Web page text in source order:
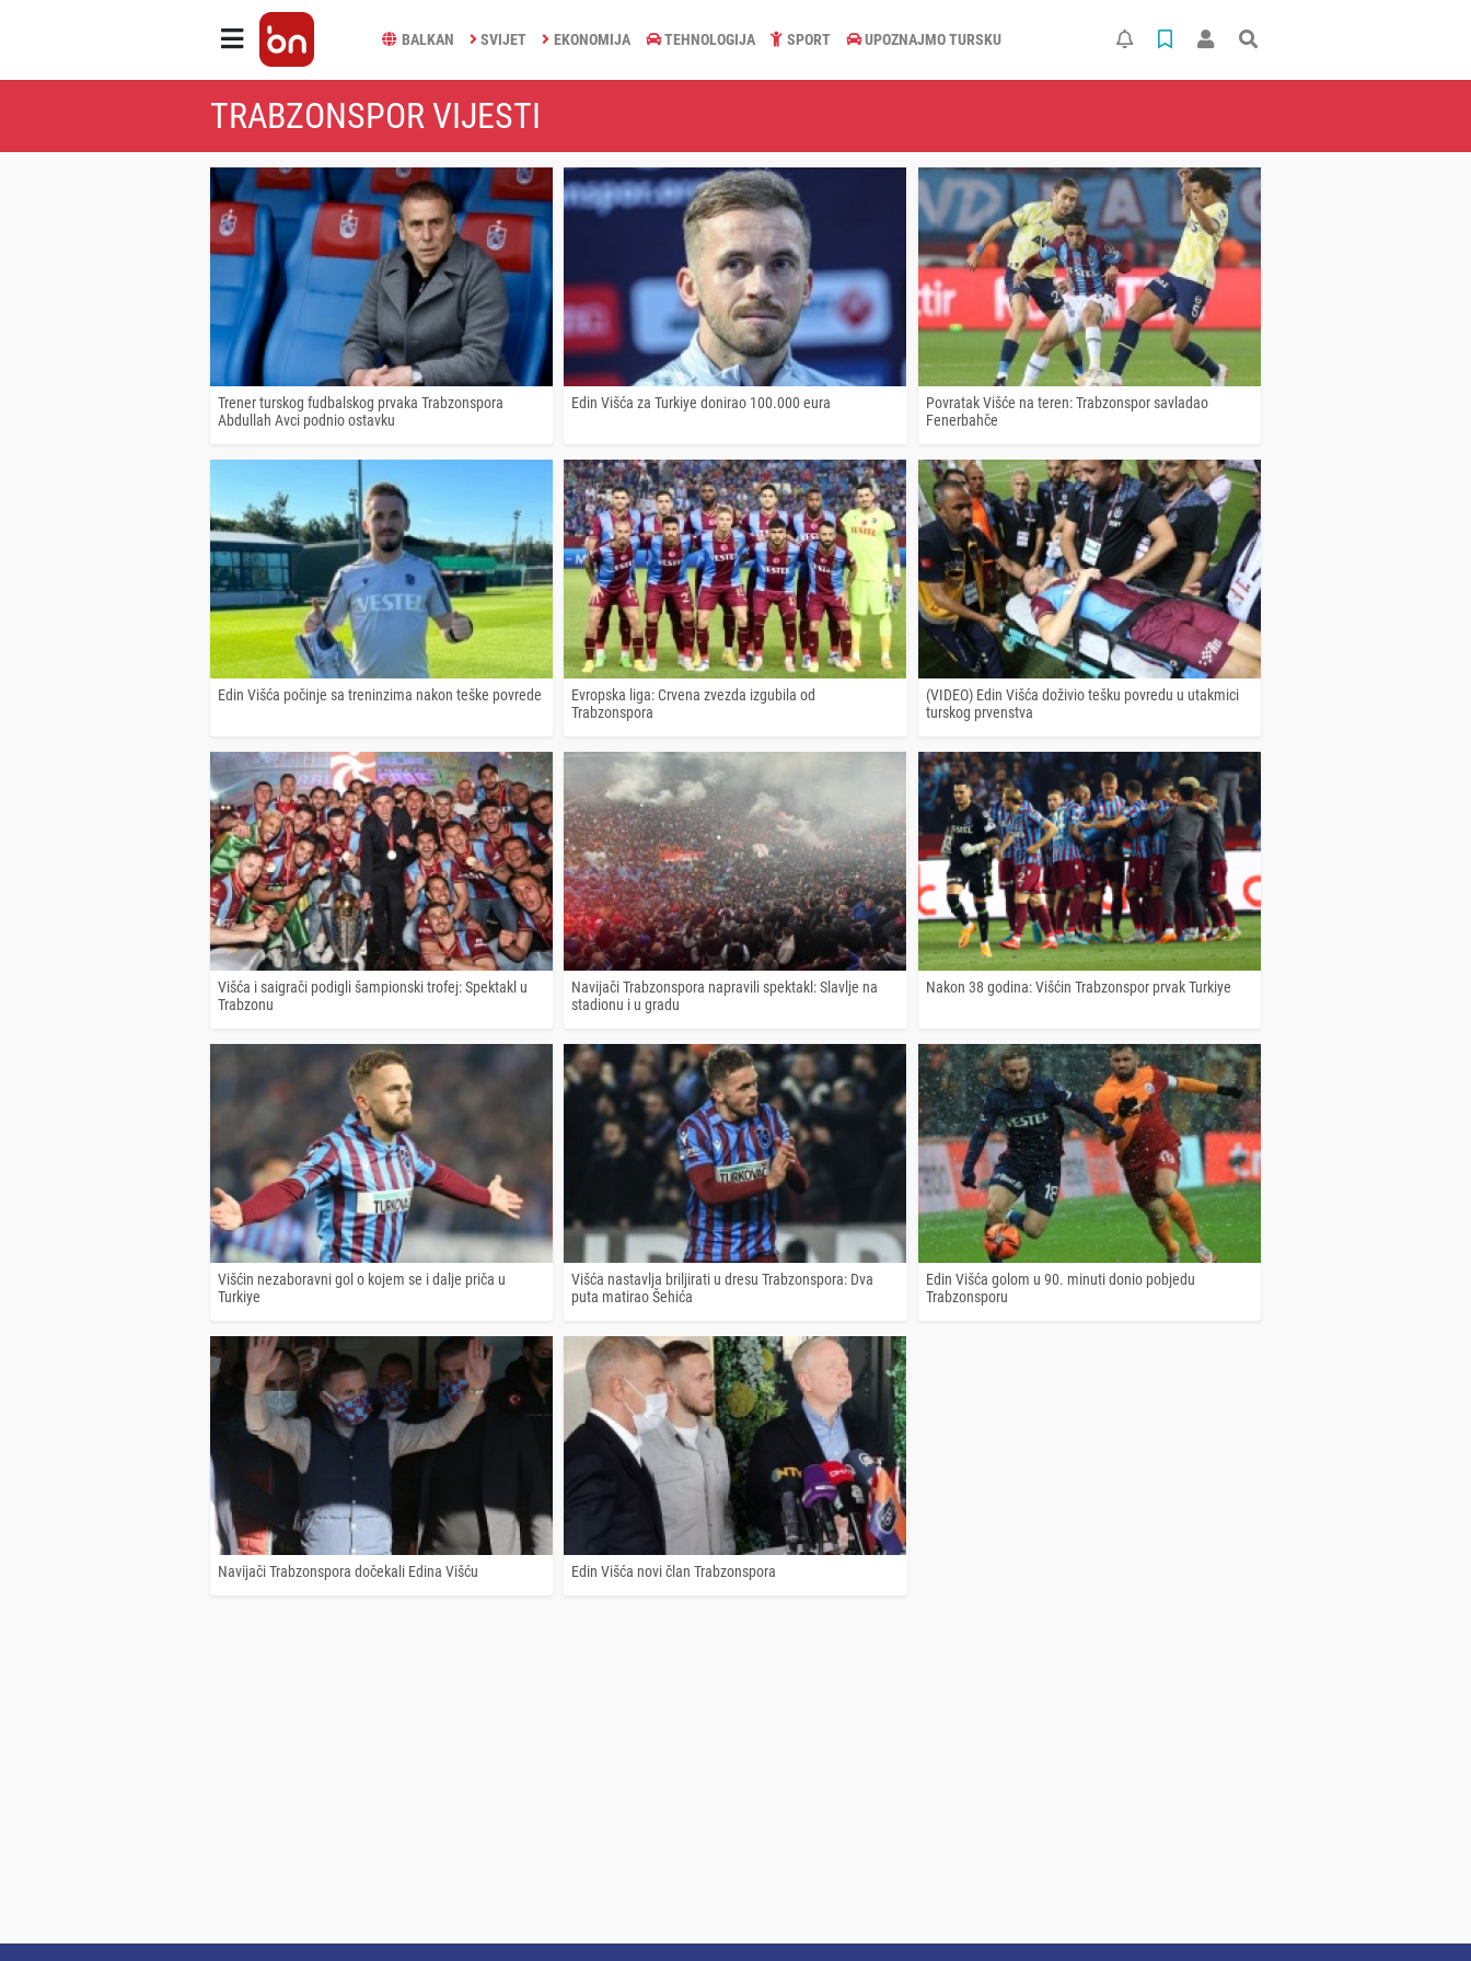
BALKAN SVIJET EKONOMIJA TEHNOLOGIJA SPORT UPOZNAJMO TURSKU
TRABZONSPOR VIJESTI
Trener turskog fudbalskog prvaka Trabzonspora
Abdullah Avci podnio ostavku
Edin Višća za Turkiye donirao 100.000 eura
Povratak Višće na teren: Trabzonspor savladao
Fenerbahče
Edin Višća počinje sa treninzima nakon teške povrede
Evropska liga: Crvena zvezda izgubila od
Trabzonspora
(VIDEO) Edin Višća doživio tešku povredu u utakmici
turskog prvenstva
Višća i saigrači podigli šampionski trofej: Spektakl u
Trabzonu
Navijači Trabzonspora napravili spektakl: Slavlje na
stadionu i u gradu
Nakon 38 godina: Višćin Trabzonspor prvak Turkiye
Višćin nezaboravni gol o kojem se i dalje priča u
Turkiye
Višća nastavlja briljirati u dresu Trabzonspora: Dva
puta matirao Šehića
Edin Višća golom u 90. minuti donio pobjedu
Trabzonsporu
Navijači Trabzonspora dočekali Edina Višću Edin Višća novi član Trabzonspora